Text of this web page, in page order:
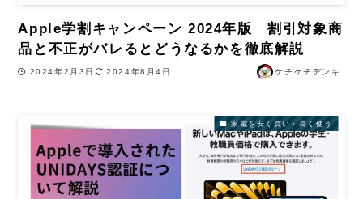
Apple学割キャンペーン 2024年版 割引対象商
品と不正がバレるとどうなるかを徹底解説
2024年2月3日 2024年8月4日 ケチケチデンキ
家電を安く買い・長く使う